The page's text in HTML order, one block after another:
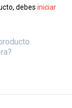
debes iniciar